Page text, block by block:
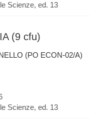
Scienze, ed. 13
(9 cfu)
(PO ECON-02/A)
Scienze, ed. 13